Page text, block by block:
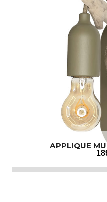
APPLIQUE